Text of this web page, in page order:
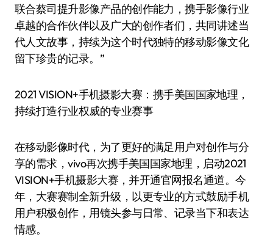
联合蔡司提升影像产品的创作能力，携手影像行业
卓越的合作伙伴以及广大的创作者们，共同讲述当
代人文故事，持续为这个时代独特的移动影像文化
留下珍贵的记录。”
2021 VISION+手机摄影大赛：携手美国国家地理，
持续打造行业权威的专业赛事
在移动影像时代，为了更好的满足用户对创作与分
享的需求，vivo再次携手美国国家地理，启动2021
VISION+手机摄影大赛，并开通官网报名通道。今
年，大赛赛制全新升级，以更专业的方式鼓励手机
用户积极创作，用镜头参与日常、记录当下和表达
情感。